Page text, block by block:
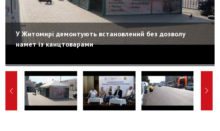
У Житомирі демонтують встановлений без дозволу
намет із канцтоварами